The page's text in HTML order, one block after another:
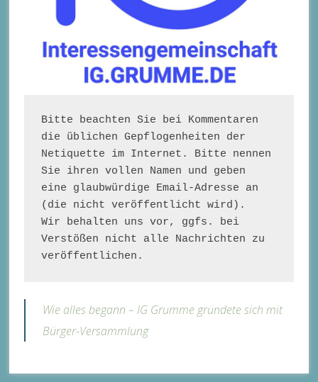
Bitte beachten Sie bei Kommentaren
die üblichen Gepflogenheiten der
Netiquette im Internet. Bitte nennen
Sie ihren vollen Namen und geben
eine glaubwürdige Email-Adresse an
(die nicht veröffentlicht wird).
Wir behalten uns vor, ggfs. bei
Verstößen nicht alle Nachrichten zu
veröffentlichen.
Wie alles begann – IG Grumme gründete sich mit
Bürger-Versammlung